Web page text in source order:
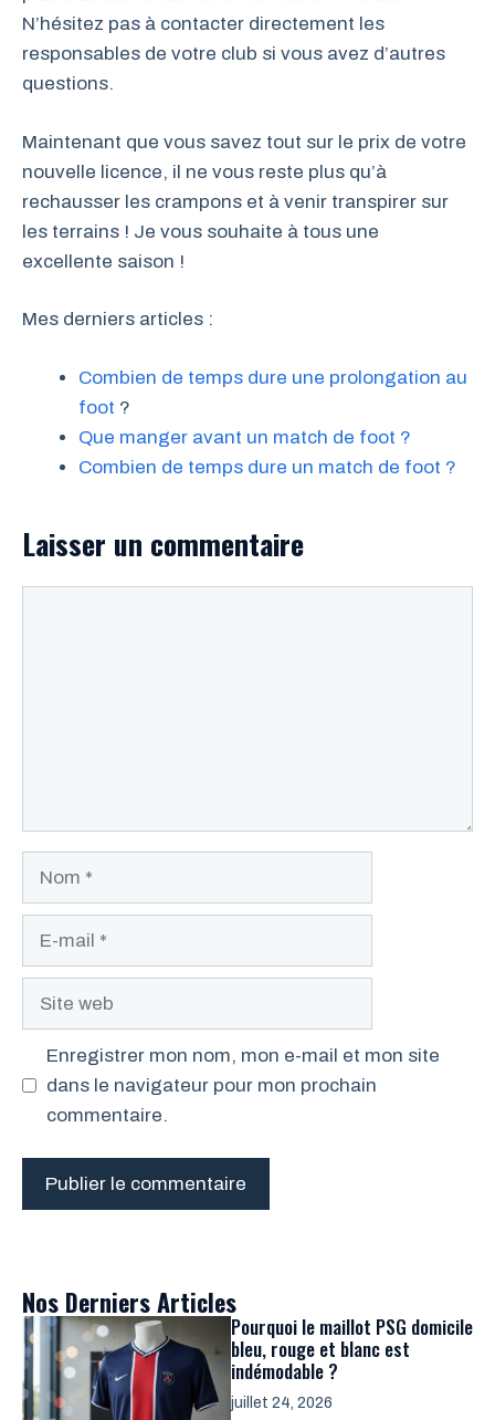
N’hésitez pas à contacter directement les
responsables de votre club si vous avez d’autres
questions.
Maintenant que vous savez tout sur le prix de votre
nouvelle licence, il ne vous reste plus qu’à
rechausser les crampons et à venir transpirer sur
les terrains ! Je vous souhaite à tous une
excellente saison !
Mes derniers articles :
Combien de temps dure une prolongation au
foot ?
Que manger avant un match de foot ?
Combien de temps dure un match de foot ?
Laisser un commentaire
Enregistrer mon nom, mon e-mail et mon site
dans le navigateur pour mon prochain
commentaire.
Nos Derniers Articles
Pourquoi le maillot PSG domicile
bleu, rouge et blanc est
indémodable ?
juillet 24, 2026